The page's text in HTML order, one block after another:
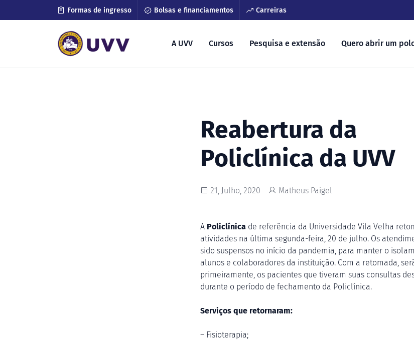
Formas de ingresso Bolsas e financiamentos Carreiras
A UVV Cursos Pesquisa e extensão Quero abrir um
Reabertura da
Policlínica da UVV
21, Julho, 2020 Matheus Paigel
A Policlínica de referência da Universidade Vila Velha
atividades na última segunda-feira, 20 de julho. Os
sido suspensos no início da pandemia, para manter o
alunos e colaboradores da instituição. Com a retomada,
primeiramente, os pacientes que tiveram suas consultas
durante o período de fechamento da Policlínica.
Serviços que retornaram:
– Fisioterapia;